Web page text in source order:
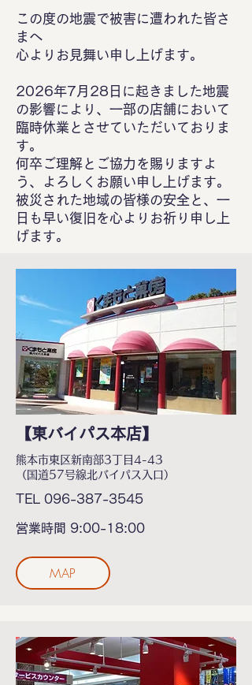
この度の地震で被害に遭われた皆さ
まへ
心よりお見舞い申し上げます。
2026年7月28日に起きました地震
の影響により、一部の店舗において
臨時休業とさせていただいておりま
す。
何卒ご理解とご協力を賜りますよ
う、よろしくお願い申し上げます。
被災された地域の皆様の安全と、一
日も早い復旧を心よりお祈り申し上
げます。
【東バイパス本店】
熊本市東区新南部3丁目4-43
（国道57号線北バイパス入口）
TEL 096-387-3545
営業時間 9:00-18:00
MAP